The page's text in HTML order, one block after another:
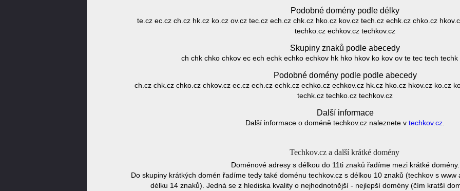
Podobné domény podle délky
te.cz ec.cz ch.cz hk.cz ko.cz ov.cz tec.cz ech.cz chk.cz hko.cz kov.cz tech.cz echk.cz chko.cz
techko.cz echkov.cz techkov.cz
Skupiny znaků podle abecedy
ch chk chko chkov ec ech echk echko echkov hk hko hkov ko kov ov te tec tech
Podobné domény podle podle abecedy
ch.cz chk.cz chko.cz chkov.cz ec.cz ech.cz echk.cz echko.cz echkov.cz hk.cz hko.cz hkov.cz ko.cz
techk.cz techko.cz techkov.cz
Další informace
Další informace o doméně techkov.cz naleznete v techkov.cz
Techkov.cz a další krátké domény
Doménové adresy s délkou do 11ti znaků řadíme mezi krátké domény.
Do skupiny krátkých domén řadíme tedy také doménu techkov.cz s délkou 10 znaků (techkov s www
délku 14 znaků). Jedná se z hlediska kvality o nejhodnotnější - nejlepší domény (čím kratší